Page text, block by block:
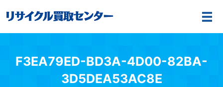
メ
F3EA79ED-BD3A-4D00-82BA-
3D5DEA53AC8E